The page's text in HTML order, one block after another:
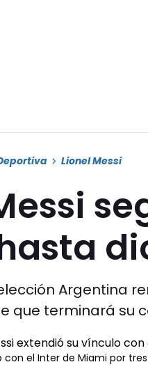
Lionel Messi
Argentina
que terminará su
con el Inter de Miami por